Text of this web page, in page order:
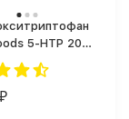
5-HTP 200
капс.)
₽